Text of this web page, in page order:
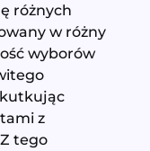
różnych
w różny
wyborów
z
tego